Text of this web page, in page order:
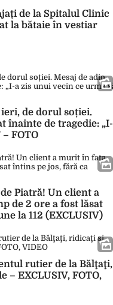
de la Spitalul Clinic
la bătaie în vestiar
de dorul soției.
înainte de tragedie: „I-
FOTO
Piatră! Un client a
de 2 ore a fost lăsat
la 112 (EXCLUSIV)
rutier de la Bălţaţi,
– EXCLUSIV, FOTO,